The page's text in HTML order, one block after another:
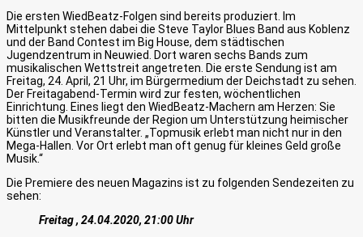
Die ersten WiedBeatz-Folgen sind bereits produziert. Im
Mittelpunkt stehen dabei die Steve Taylor Blues Band aus Koblenz
und der Band Contest im Big House, dem städtischen
Jugendzentrum in Neuwied. Dort waren sechs Bands zum
musikalischen Wettstreit angetreten. Die erste Sendung ist am
Freitag, 24. April, 21 Uhr, im Bürgermedium der Deichstadt zu sehen.
Der Freitagabend-Termin wird zur festen, wöchentlichen
Einrichtung. Eines liegt den WiedBeatz-Machern am Herzen: Sie
bitten die Musikfreunde der Region um Unterstützung heimischer
Künstler und Veranstalter. „Topmusik erlebt man nicht nur in den
Mega-Hallen. Vor Ort erlebt man oft genug für kleines Geld große
Musik.“
Die Premiere des neuen Magazins ist zu folgenden Sendezeiten zu
sehen:
Freitag , 24.04.2020, 21:00 Uhr